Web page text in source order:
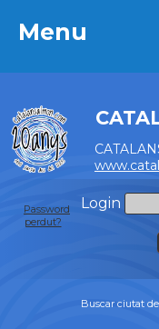
Menu
Login
Password
perdut?
Buscar ciutat
Menu